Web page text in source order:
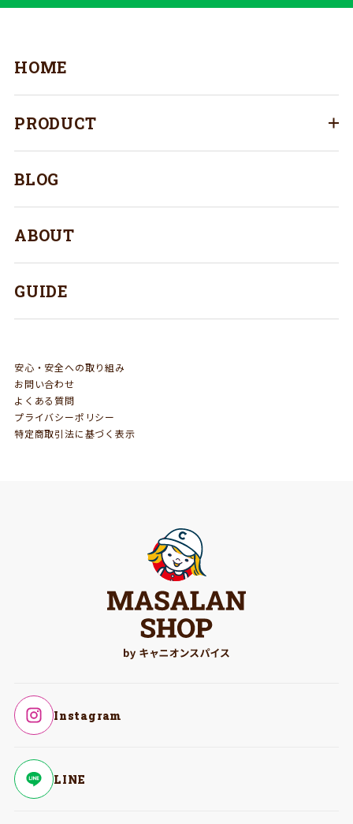
HOME
PRODUCT
BLOG
ABOUT
GUIDE
安心・安全への取り組み
お問い合わせ
よくある質問
プライバシーポリシー
特定商取引法に基づく表示
Instagram
LINE